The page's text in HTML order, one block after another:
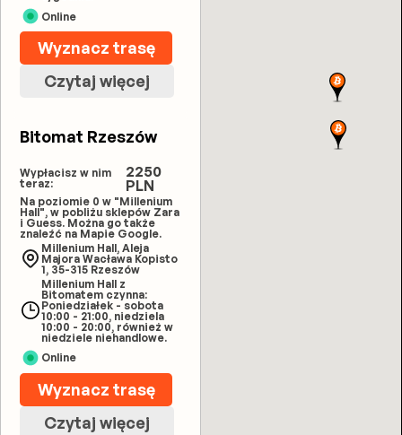
Online
Wyznacz trasę
Czytaj więcej
Bitomat Rzeszów
Wypłacisz w nim
teraz:
2250
PLN
Na poziomie 0 w "Millenium
Hall", w pobliżu sklepów Zara
i Guess. Można go także
znaleźć na Mapie Google.
Millenium Hall, Aleja
Majora Wacława Kopisto
1, 35-315 Rzeszów
Millenium Hall z
Bitomatem czynna:
Poniedziałek - sobota
10:00 - 21:00, niedziela
10:00 - 20:00, również w
niedziele niehandlowe.
Online
Wyznacz trasę
Czytaj więcej